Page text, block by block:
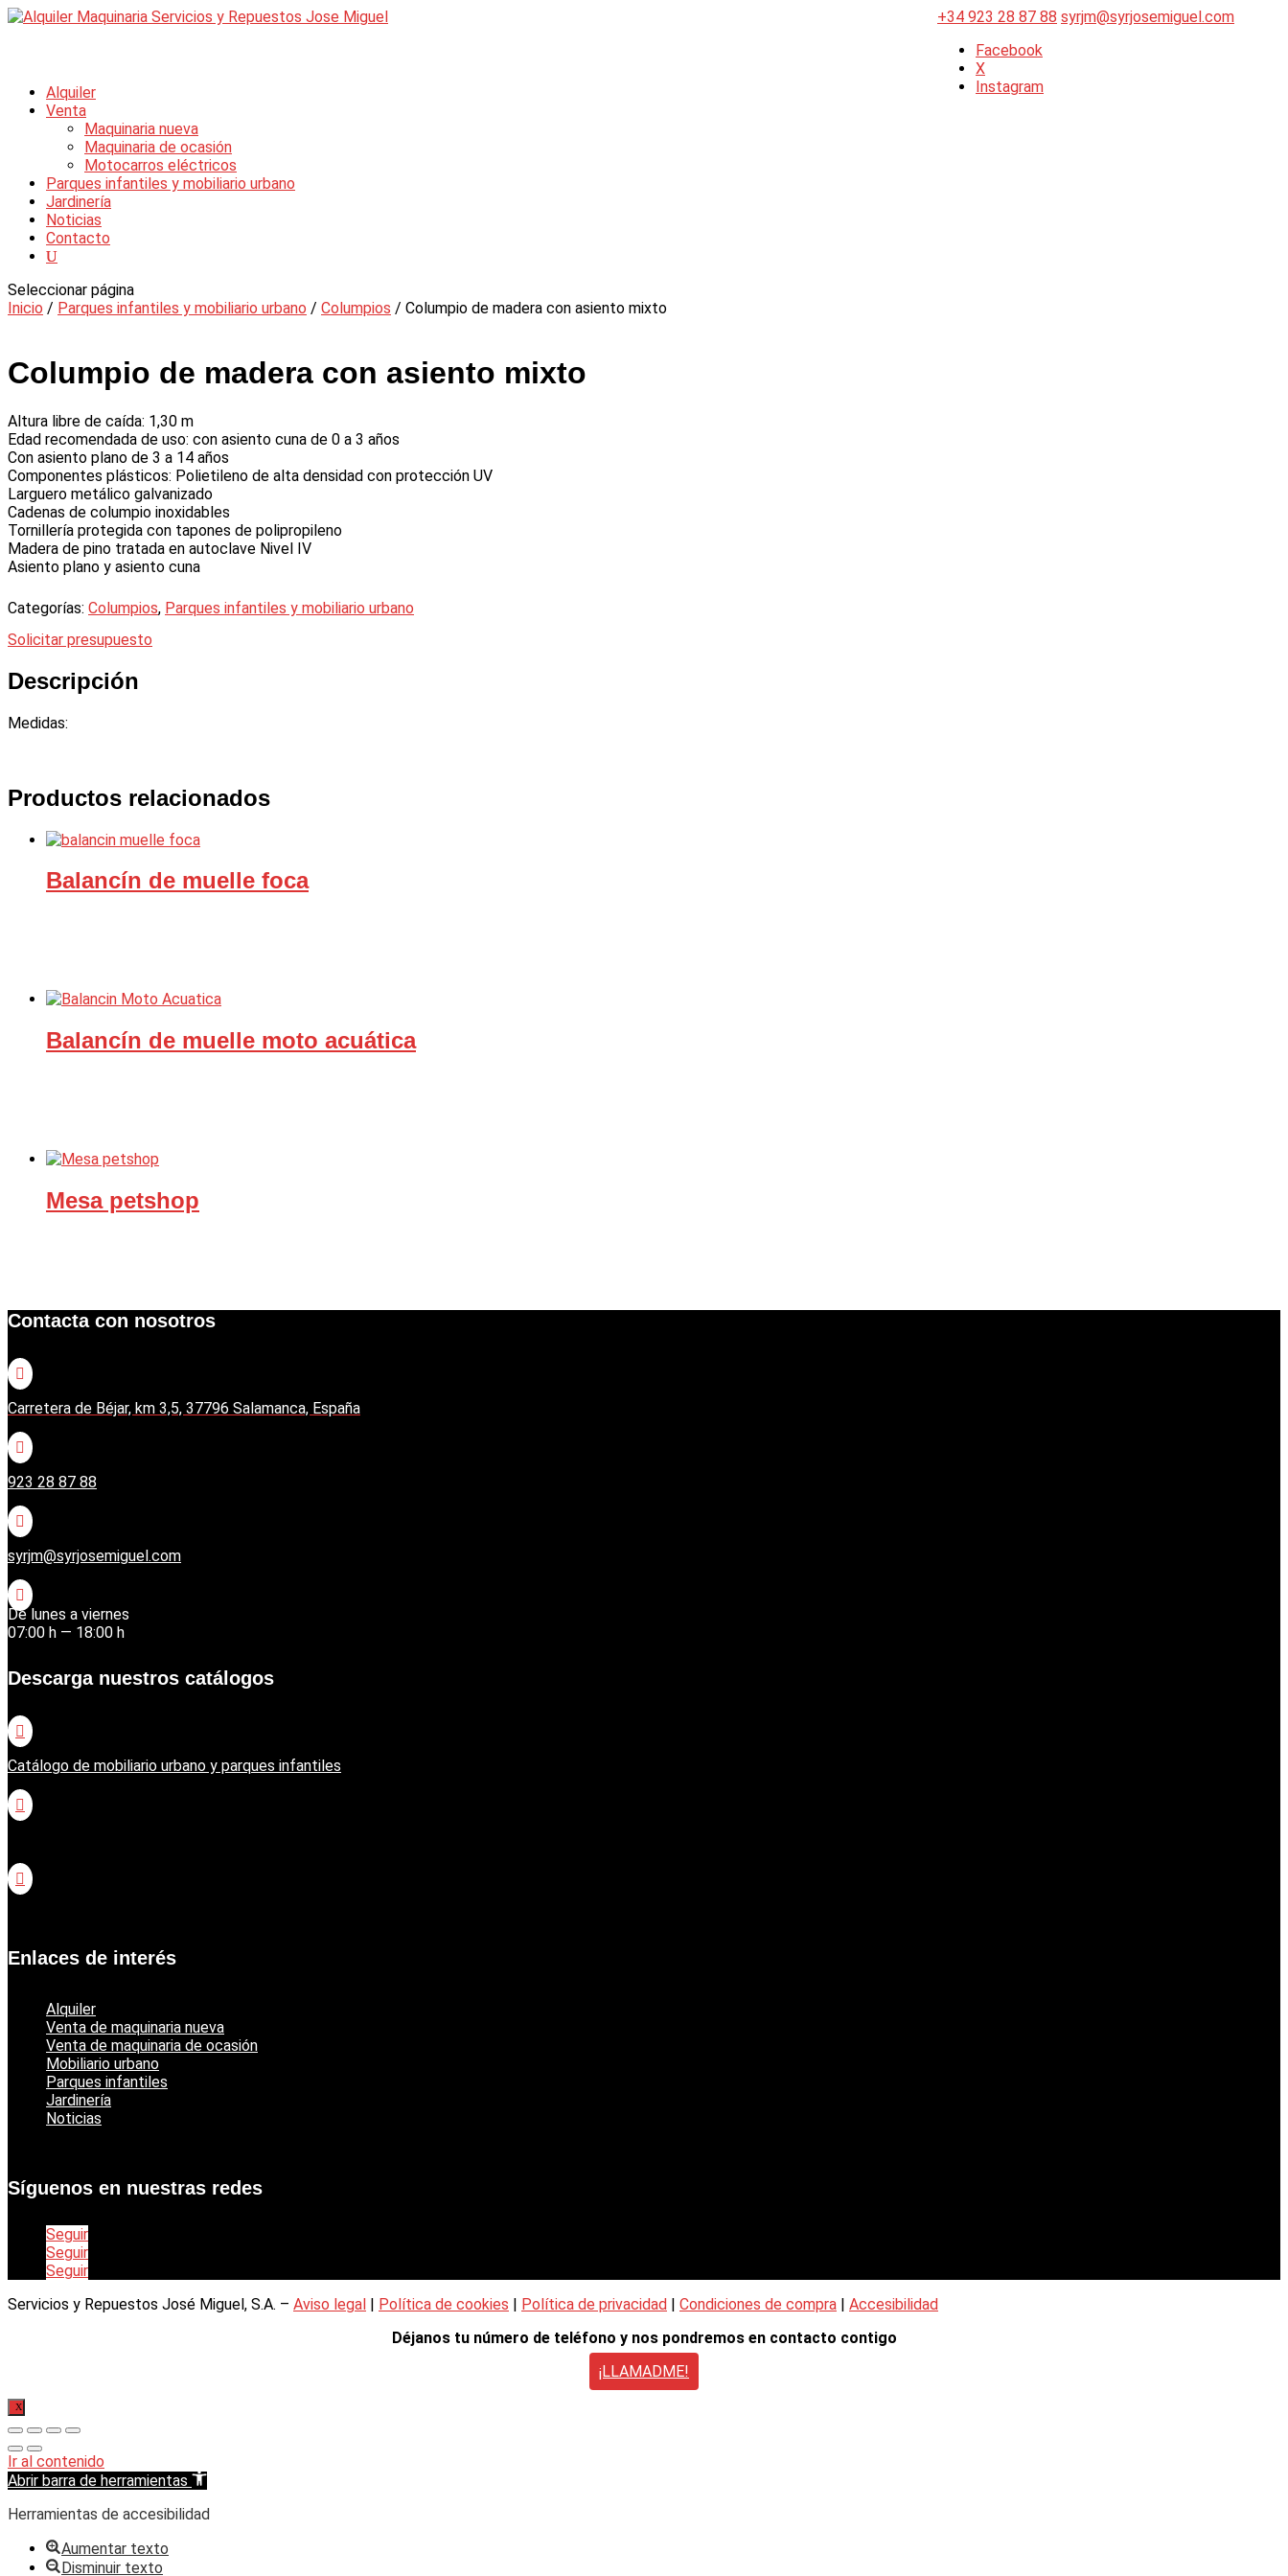
+34 923 28 87 88 syrjm@syrjosemiguel.com
Facebook
X
Instagram
Alquiler
Venta
Maquinaria nueva
Maquinaria de ocasión
Motocarros eléctricos
Parques infantiles y mobiliario urbano
Jardinería
Noticias
Contacto
Seleccionar página
Inicio / Parques infantiles y mobiliario urbano / Columpios / Columpio de madera con asiento mixto
Columpio de madera con asiento mixto
Altura libre de caída: 1,30 m
Edad recomendada de uso: con asiento cuna de 0 a 3 años
Con asiento plano de 3 a 14 años
Componentes plásticos: Polietileno de alta densidad con protección UV
Larguero metálico galvanizado
Cadenas de columpio inoxidables
Tornillería protegida con tapones de polipropileno
Madera de pino tratada en autoclave Nivel IV
Asiento plano y asiento cuna
Categorías: Columpios, Parques infantiles y mobiliario urbano
Solicitar presupuesto
Descripción
Medidas:
Productos relacionados
Balancín de muelle foca
Balancín de muelle moto acuática
Mesa petshop
Contacta con nosotros

Carretera de Béjar, km 3,5, 37796 Salamanca, España

923 28 87 88

syrjm@syrjosemiguel.com

De lunes a viernes
07:00 h — 18:00 h
Descarga nuestros catálogos

Catálogo de mobiliario urbano y parques infantiles


Enlaces de interés
Alquiler
Venta de maquinaria nueva
Venta de maquinaria de ocasión
Mobiliario urbano
Parques infantiles
Jardinería
Noticias
Síguenos en nuestras redes
Seguir
Seguir
Seguir
Servicios y Repuestos José Miguel, S.A. – Aviso legal | Política de cookies | Política de privacidad | Condiciones de compra | Accesibilidad
Déjanos tu número de teléfono y nos pondremos en contacto contigo
¡LLAMADME!
X
Ir al contenido
Abrir barra de herramientas
Herramientas de accesibilidad
Aumentar texto
Disminuir texto